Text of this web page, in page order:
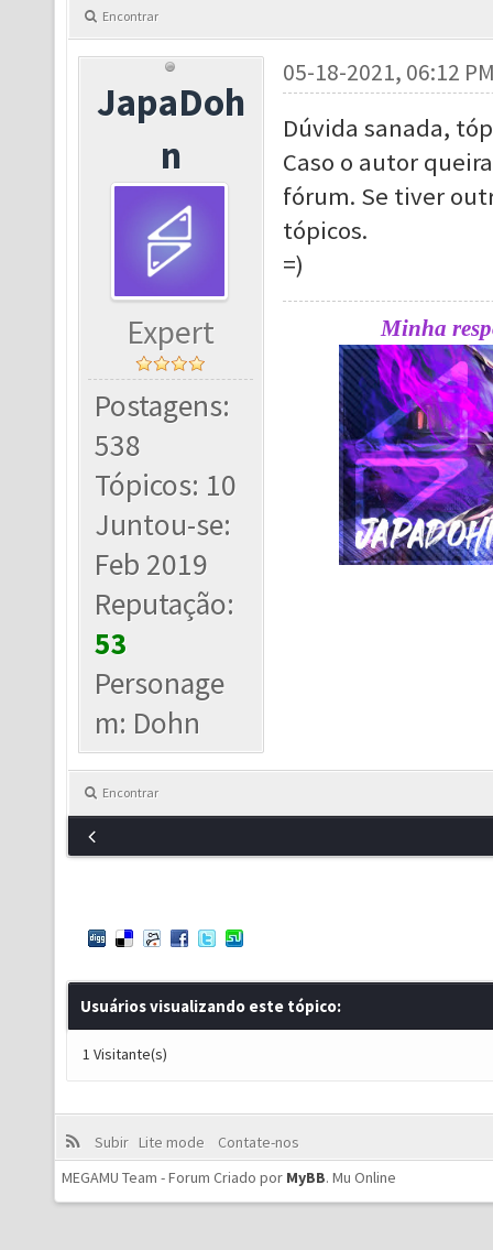
Encontrar
JapaDoh
n
Expert
Postagens:
538
Tópicos: 10
Juntou-se:
Feb 2019
Reputação:
53
Personage
m: Dohn
05-18-2021, 06:12
Dúvida sanada,
Caso o autor
fórum. Se tiver
tópicos.
=)
Minha
Encontrar
Usuários visualizando este tópico:
1 Visitante(s)
Subir Lite mode
Contate-nos
MEGAMU Team - Forum Criado por MyBB. Mu Online